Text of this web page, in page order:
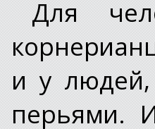
Для
и у
перьями.